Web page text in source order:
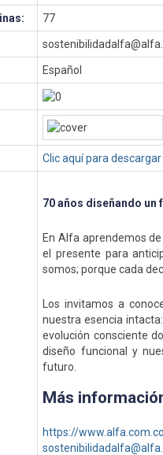
77
Español
Clic aquí para descargar
70 años diseñando un
En Alfa aprendemos
el presente para
somos; porque cada
Los invitamos a
nuestra esencia
evolución consciente
diseño funcional y
futuro.
Más
https://